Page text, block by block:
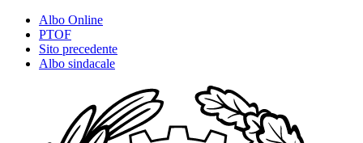
Albo Online
PTOF
Sito precedente
Albo sindacale